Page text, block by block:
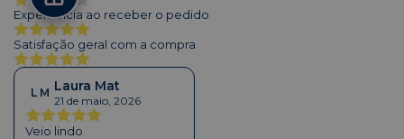
Experiência ao receber o pedido
Satisfação geral com a compra
L M Laura Mat
21 de maio, 2026
Veio lindo